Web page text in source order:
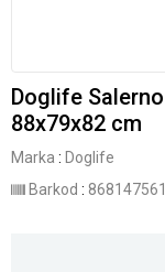
Doglife
88x79x82 cm
Marka : Doglife
Barkod :